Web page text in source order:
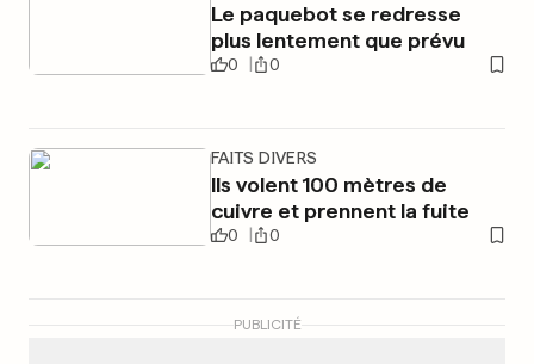
Le paquebot se redresse
plus lentement que prévu
0 0
FAITS DIVERS
Ils volent 100 mètres de
cuivre et prennent la fuite
0 0
PUBLICITÉ